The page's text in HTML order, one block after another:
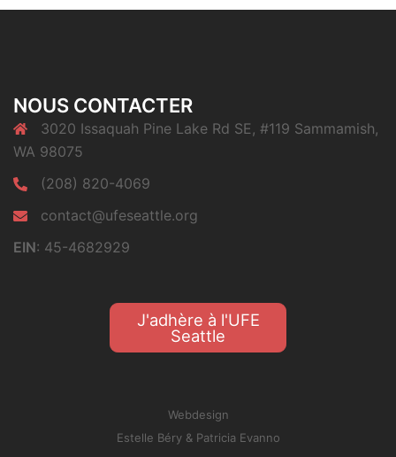
NOUS CONTACTER
3020 Issaquah Pine Lake Rd SE, #119 Sammamish,
WA 98075
(208) 820-4069
contact@ufeseattle.org
EIN: 45-4682929
J'adhère à l'UFE
Seattle
Webdesign
Estelle Béry& Patricia Evanno